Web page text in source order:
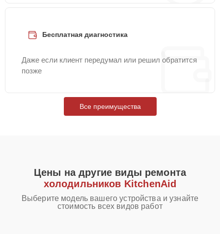
Бесплатная диагностика
Даже если клиент передумал или решил обратится
позже
Все преимущества
Цены на другие виды ремонта
холодильников KitchenAid
Выберите модель вашего устройства и узнайте
стоимость всех видов работ